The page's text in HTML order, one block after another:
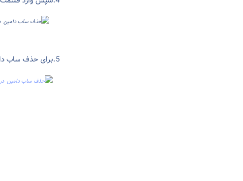
5.برای حذف ساب دامین برروی دکمه delete کلیک نمایید.